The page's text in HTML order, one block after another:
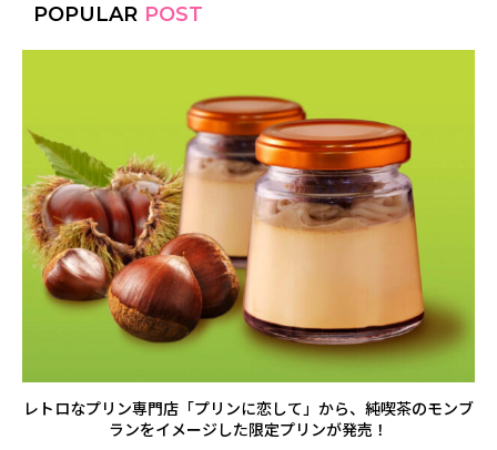
POPULAR POST
レトロなプリン専門店「プリンに恋して」から、純喫茶のモンブ
ランをイメージした限定プリンが発売！